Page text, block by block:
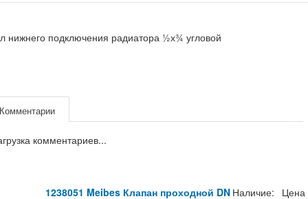
нижнего подключения радиатора ½х¾ угловой
комментариев...
1238051 Meibes Клапан проходной DN Наличие:
Цена